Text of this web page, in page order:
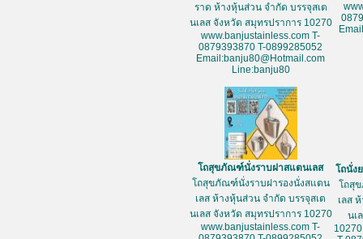
ราด ห้างหุ้นส่วน จำกัด บรรจุสเต
นเลส จังหวัด สมุทรปราการ 10270
www.banjustainless.com T-
0879393870 T-0899285052
Email:banju80@Hotmail.com
Line:banju80
โถสุขภัณฑ์นั่งราบฝาสแตนเลส
โถสุขภัณฑ์นั่งราบฝารองนั่งสแตน
เลส ห้างหุ้นส่วน จำกัด บรรจุสเต
นเลส จังหวัด สมุทรปราการ 10270
www.banjustainless.com T-
โถนั่ง
โถสุ
เลส
นเ